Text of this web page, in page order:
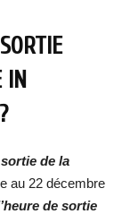
IN
de la
au 22 décembre
de sortie